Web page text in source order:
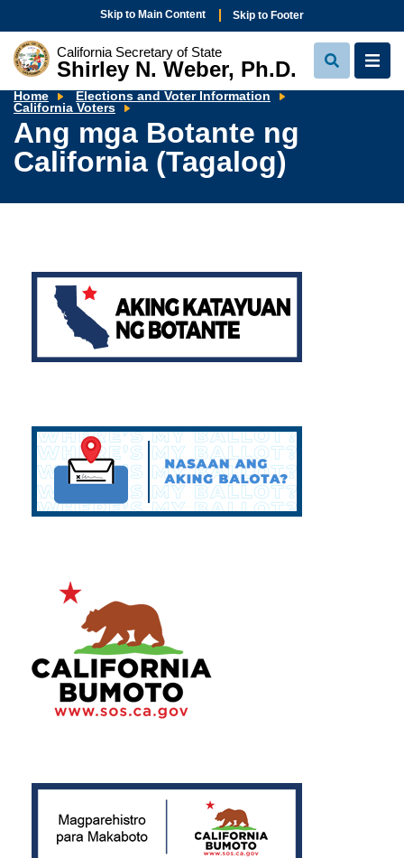
Skip to Main Content Skip to Footer
California Secretary of State
Shirley N. Weber, Ph.D.
View
Search
View
Home
Elections and Voter Information
California Voters
Botante
ng
California
(Tagalog)
Ang mga Botante ng
California (Tagalog)